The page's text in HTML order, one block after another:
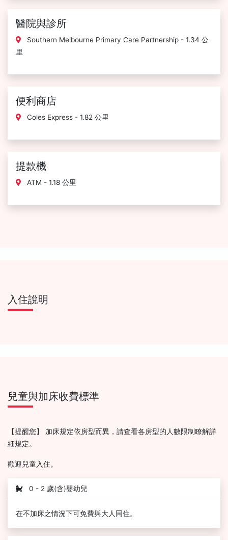
醫院與診所
Southern Melbourne Primary Care Partnership - 1.34 公
里
便利商店
Coles Express - 1.82 公里
提款機
ATM - 1.18 公里
入住說明
兒童與加床收費標準
【提醒您】 加床規定依房型而異，請查看各房型的人數限制瞭解詳
細規定。
歡迎兒童入住。
0 - 2 歲(含)嬰幼兒
在不加床之情況下可免費與大人同住。